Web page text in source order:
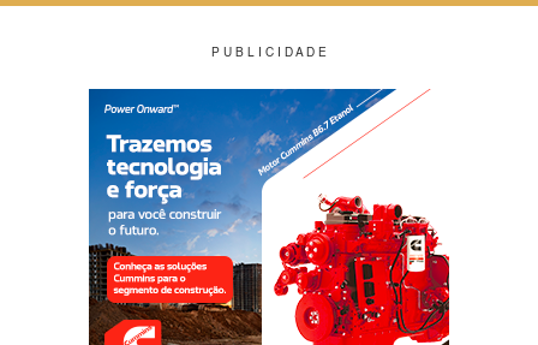
P U B L I C I D A D E